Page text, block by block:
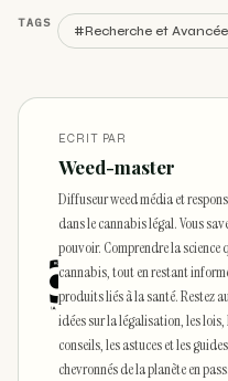
TAGS
#Recherche et
ECRIT PAR
Weed-master
Diffuseur weed média et
dans le cannabis légal. Vous
pouvoir. Comprendre la science
cannabis, tout en restant
produits liés à la santé. Restez
idées sur la légalisation, les
conseils, les astuces et les
chevronnés de la planète en